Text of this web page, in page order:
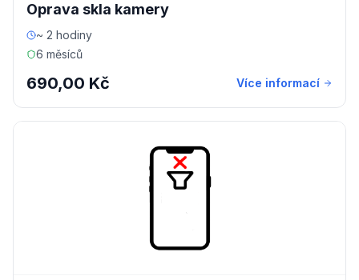
Oprava skla kamery
~ 2 hodiny
6 měsíců
690,00 Kč Více informací